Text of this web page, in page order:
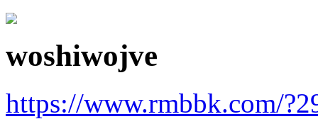
woshiwojve
https://www.rmbbk.com/